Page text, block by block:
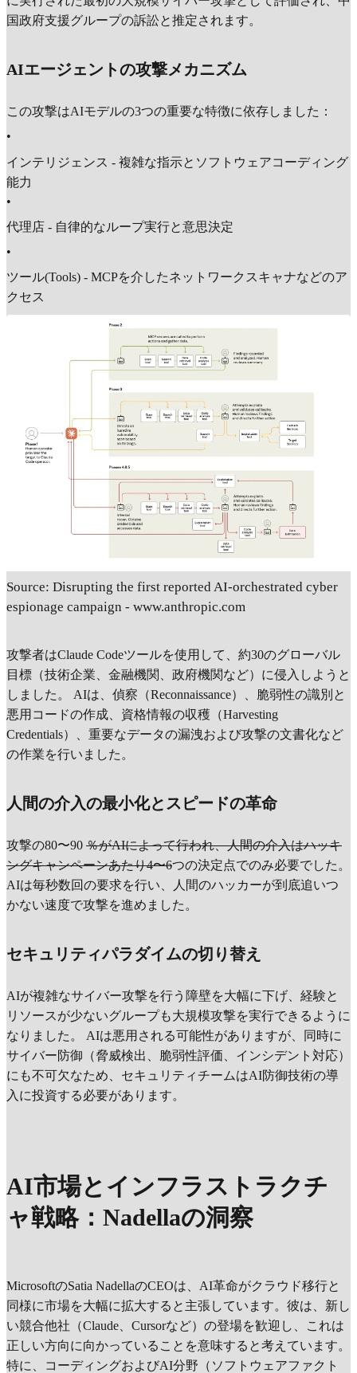
国政府支援グループの訴訟と推定されます。
AIエージェントの攻撃メカニズム
この攻撃はAIモデルの3つの重要な特徴に依存しました：
•
インテリジェンス - 複雑な指示とソフトウェアコーディング
能力
•
代理店 - 自律的なループ実行と意思決定
•
ツール(Tools) - MCPを介したネットワークスキャナなどのア
クセス
Source: Disrupting the first reported AI-orchestrated cyber
espionage campaign - www.anthropic.com
攻撃者はClaude Codeツールを使用して、約30のグローバル
目標（技術企業、金融機関、政府機関など）に侵入しようと
しました。 AIは、偵察（Reconnaissance）、脆弱性の識別と
悪用コードの作成、資格情報の収穫（Harvesting
Credentials）、重要なデータの漏洩および攻撃の文書化など
の作業を行いました。
人間の介入の最小化とスピードの革命
攻撃の80〜90 ％がAIによって行われ、人間の介入はハッキ
ングキャンペーンあたり4〜6つの決定点でのみ必要でした。
AIは毎秒数回の要求を行い、人間のハッカーが到底追いつ
かない速度で攻撃を進めました。
セキュリティパラダイムの切り替え
AIが複雑なサイバー攻撃を行う障壁を大幅に下げ、経験と
リソースが少ないグループも大規模攻撃を実行できるように
なりました。 AIは悪用される可能性がありますが、同時に
サイバー防御（脅威検出、脆弱性評価、インシデント対応）
にも不可欠なため、セキュリティチームはAI防御技術の導
入に投資する必要があります。
AI市場とインフラストラクチ
ャ戦略：Nadellaの洞察
MicrosoftのSatia NadellaのCEOは、AI革命がクラウド移行と
同様に市場を大幅に拡大すると主張しています。彼は、新し
い競合他社（Claude、Cursorなど）の登場を歓迎し、これは
正しい方向に向かっていることを意味すると考えています。
特に、コーディングおよびAI分野（ソフトウェアファクト